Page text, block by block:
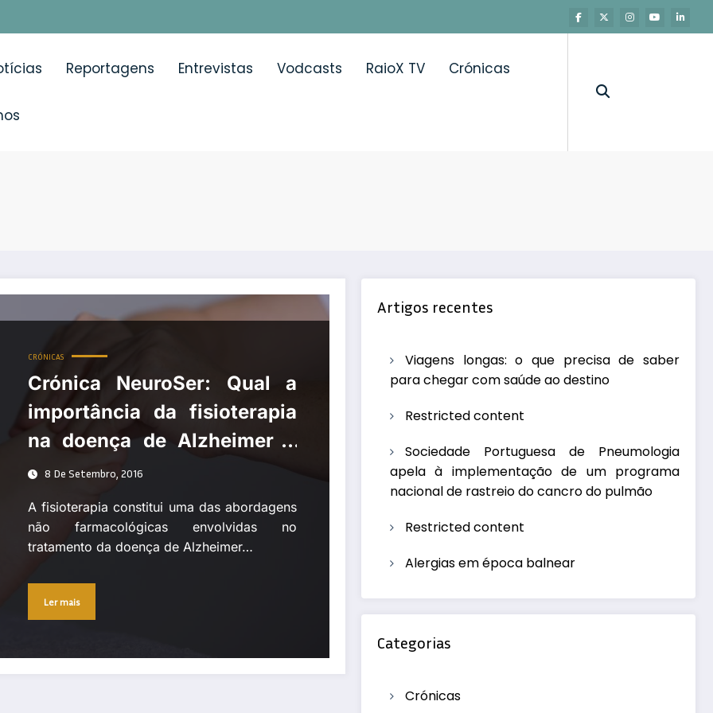
Reportagens Entrevistas Vodcasts RaioX TV Crónicas
doença de Alzheimer e outras demências?
CRÓNICAS
Crónica NeuroSer: Qual a
importância da fisioterapia
na doença de Alzheimer e
outras demências?
8 De Setembro, 2016
A fisioterapia constitui uma das abordagens
não farmacológicas envolvidas no
tratamento da doença de Alzheimer…
Ler mais
Artigos recentes
Viagens longas: o que precisa de saber
para chegar com saúde ao destino
Restricted content
Sociedade Portuguesa de Pneumologia
apela à implementação de um programa
nacional de rastreio do cancro do pulmão
Restricted content
Alergias em época balnear
Categorias
Crónicas